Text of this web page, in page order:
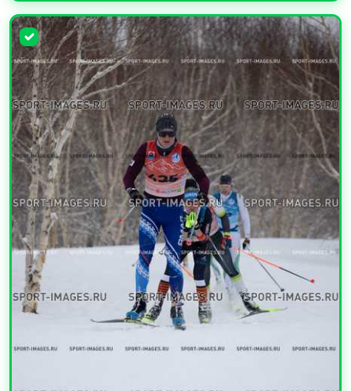
УВЕЛИЧИТЬ